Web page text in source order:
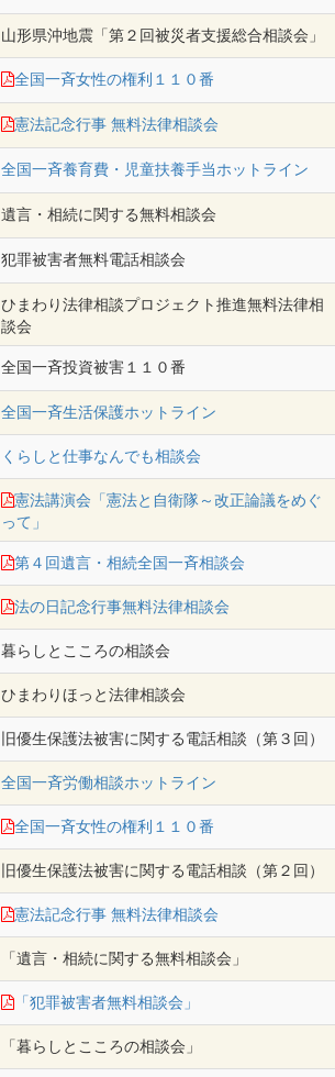
山形県沖地震「第２回被災者支援総合相談会」
全国一斉女性の権利１１０番
憲法記念行事 無料法律相談会
全国一斉養育費・児童扶養手当ホットライン
遺言・相続に関する無料相談会
犯罪被害者無料電話相談会
ひまわり法律相談プロジェクト推進無料法律相
談会
全国一斉投資被害１１０番
全国一斉生活保護ホットライン
くらしと仕事なんでも相談会
憲法講演会「憲法と自衛隊～改正論議をめぐ
って」
第４回遺言・相続全国一斉相談会
法の日記念行事無料法律相談会
暮らしとこころの相談会
ひまわりほっと法律相談会
旧優生保護法被害に関する電話相談（第３回）
全国一斉労働相談ホットライン
全国一斉女性の権利１１０番
旧優生保護法被害に関する電話相談（第２回）
憲法記念行事 無料法律相談会
「遺言・相続に関する無料相談会」
「犯罪被害者無料相談会」
「暮らしとこころの相談会」